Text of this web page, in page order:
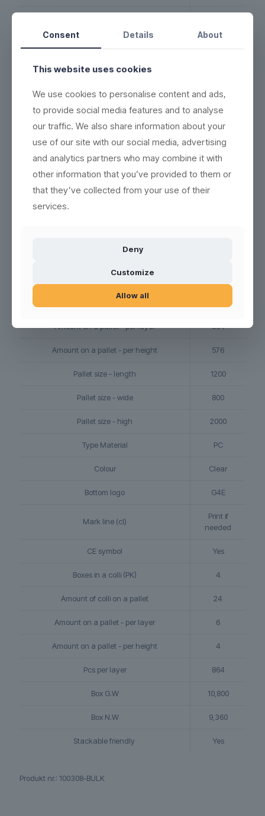
Item weight (gross) g.
Total in a colli (PK) 144
EAN/Barcode Box
Product size - Dia bottom (W) cm 66
Colli kasse størrelse - længde cm: 60 / 64
Colli box size - high cm
Amount on a pallet - per layer 864
Amount on a pallet - per height 576
Pallet size - length 1200
Pallet size - wide 800
Pallet size - high 2000
Type Material PC
Colour Clear
Bottom logo G4E
Mark line (cl)
Print if
needed
CE symbol Yes
Boxes in a colli (PK) 4
Amount of colli on a pallet 24
Amount on a pallet - per layer 6
Amount on a pallet - per height 4
Pcs per layer 864
Box G.W 10,800
Box N.W 9,360
Stackable friendly Yes
Produkt nr.: 100308-BULK
Consent Details About
This website uses cookies
We use cookies to personalise content and ads,
to provide social media features and to analyse
our traffic. We also share information about your
use of our site with our social media, advertising
and analytics partners who may combine it with
other information that you’ve provided to them or
that they’ve collected from your use of their
services.
Deny
Customize
Allow all